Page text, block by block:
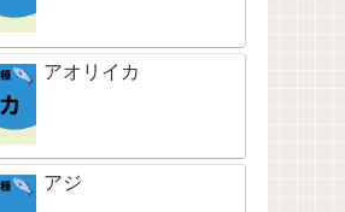
アオリイカ
アジ